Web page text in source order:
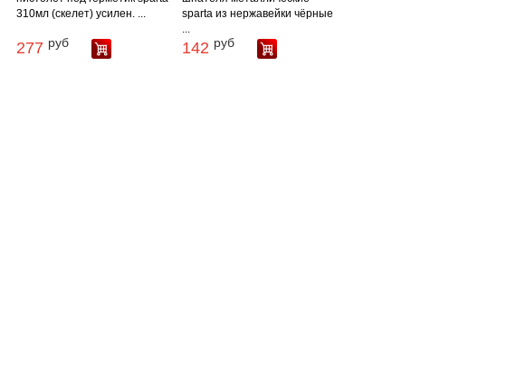
310мл (скелет) усилен. ...
277 руб
sparta из нержавейки чёрные
...
142 руб